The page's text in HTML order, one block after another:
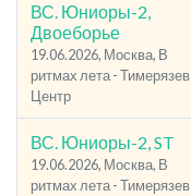
ВС. Юниоры-2,
Двоеборье
19.06.2026, Москва, В
ритмах лета - Тимерязев
Центр
ВС. Юниоры-2, ST
19.06.2026, Москва, В
ритмах лета - Тимерязев